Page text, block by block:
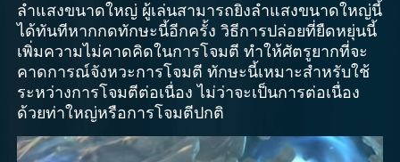
ลำแสงขนาดใหญ่ ผู้เล่นสามารถยิงลำแสงขนาดใหญ่นี้
ได้ทันทีหากกดทักษะนี้อีกครั้ง วิธีการปล่อยที่ยืดหยุ่นนี้
เพิ่มความไม่คาดคิดในการโจมตี ทำให้ศัตรูยากที่จะ
คาดการณ์จังหวะการโจมตี ทักษะนี้เหมาะสำหรับใช้
ระหว่างการโจมตีต่อเนื่อง ไม่ว่าจะเป็นการต่อเนื่อง
ด้วยท่าใหญ่หรือการโจมตีปกติ